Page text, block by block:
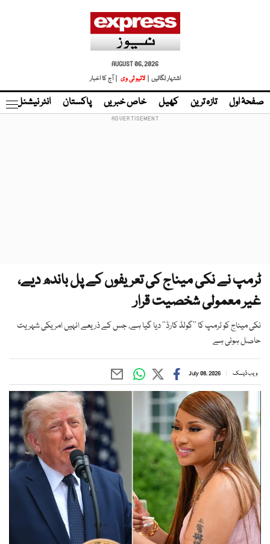
AUGUST 06, 2026
اشتہار لگائیں |
لائیو ٹی وی | آج کا اخبار
صفحۂ اول تازہ ترین کھیل خاص خبریں پاکستان انٹر نیشنل
ٹرمپ نے نکی میناج کی تعریفوں کے پل باندھ دیے،
غیر معمولی شخصیت قرار
نکی میناج کو ٹرمپ کا ’’گولڈ کارڈ‘‘ دیا گیا ہے، جس کے ذریعے انہیں امریکی شہریت
حاصل ہوئی ہے
ویب ڈیسک July 08, 2026